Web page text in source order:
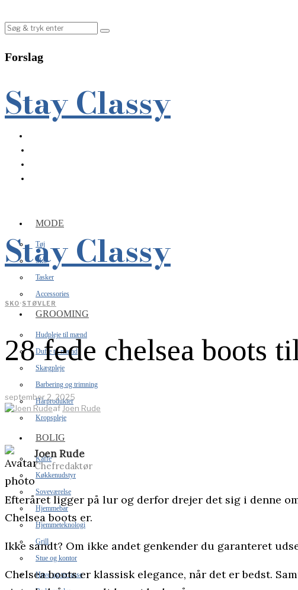
Forslag
Stay Classy
MODE
Tøj
Sko
Tasker
Accessories
GROOMING
Hudpleje til mænd
Dufte til mænd
Skægpleje
Barbering og trimning
Hårprodukter
Kropspleje
BOLIG
Kaffe
Køkkenudstyr
Soveværelse
Hjemmebar
Hjemmeteknologi
Grill
Stue og kontor
Have og terrasse
Stay Classy
SKO·STØVLER
28 fede chelsea boots
september 2, 2025
af Joen Rude
Joen Rude
Chefredaktør
Efteråret ligger på lur og derfor drejer det sig i denne
Chelsea boots er.
Ikke sandt? Om ikke andet genkender du garanteret
Chelsea boots er klassisk elegance, når det er bedst.